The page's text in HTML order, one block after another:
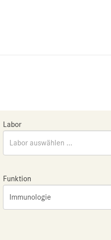
Labor
Labor auswählen ...
Funktion
Immunologie